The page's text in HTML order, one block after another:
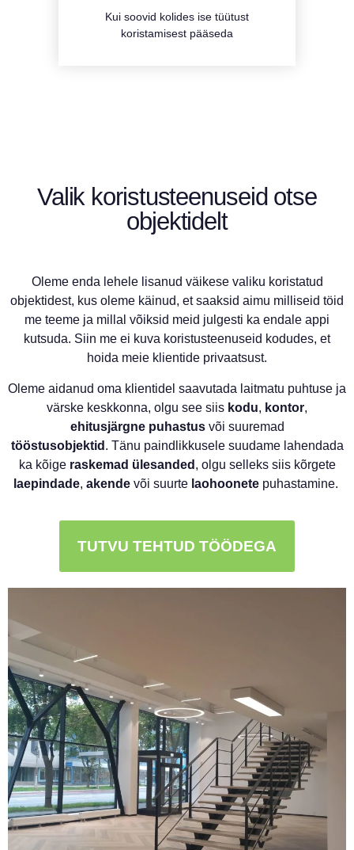
Kui soovid kolides ise tüütust
koristamisest pääseda
Tutvu teenusega
Valik koristusteenuseid otse
objektidelt
Oleme enda lehele lisanud väikese valiku koristatud
objektidest, kus oleme käinud, et saaksid aimu milliseid töid
me teeme ja millal võiksid meid julgesti ka endale appi
kutsuda. Siin me ei kuva koristusteenuseid kodudes, et
hoida meie klientide privaatsust.
Oleme aidanud oma klientidel saavutada laitmatu puhtuse ja
värske keskkonna, olgu see siis kodu, kontor,
ehitusjärgne puhastusvõi suuremad
tööstusobjektid . Tänu paindlikkusele suudame lahendada
ka kõige raskemad ülesanded , olgu selleks siis kõrgete
laepindade, akendevõi suurte laohoonetepuhastamine.
TUTVU TEHTUD TÖÖDEGA